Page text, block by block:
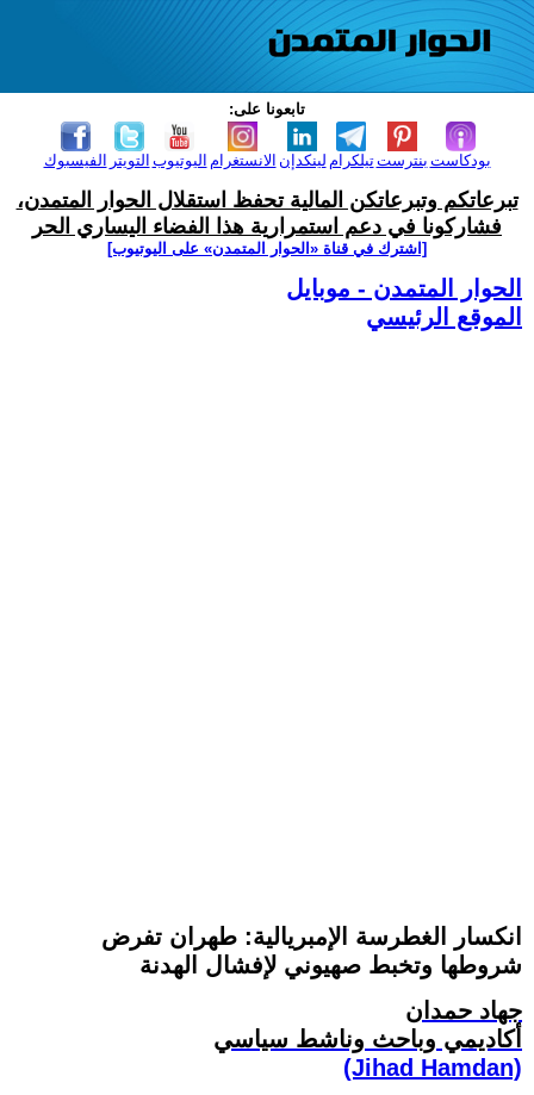
تابعونا على:
الفيسبوك التويتر اليوتيوب الانستغرام لينكدإن تيلكرامبنترست بودكاست
تبرعاتكم وتبرعاتكن المالية تحفظ استقلال الحوار المتمدن،
فشاركونا في دعم استمرارية هذا الفضاء اليساري الحر
[اشترك في قناة ‫«الحوار المتمدن» على اليوتيوب]
الحوار المتمدن - موبايل
الموقع الرئيسي
انكسار الغطرسة الإمبريالية: طهران تفرض
شروطها وتخبط صهيوني لإفشال الهدنة
جهاد حمدان
أكاديمي وباحث وناشط سياسي
(Jihad Hamdan)